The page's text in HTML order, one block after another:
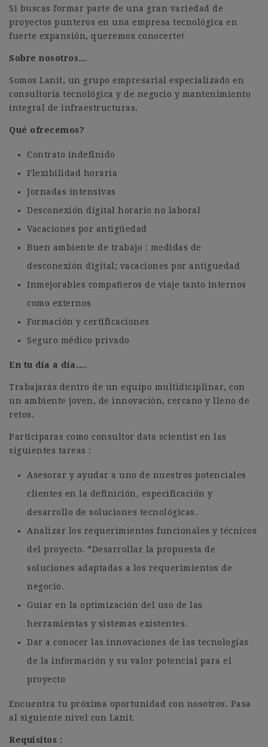
Si buscas formar parte de una gran variedad de
proyectos punteros en una empresa tecnológica en
fuerte expansión, queremos conocerte!
Sobre nosotros…
Somos Lanit, un grupo empresarial especializado en
consultoría tecnológica y de negocio y mantenimiento
integral de infraestructuras.
Qué ofrecemos?
Contrato indefinido
Flexibilidad horaria
Jornadas intensivas
Desconexión digital horario no laboral
Vacaciones por antigüedad
Buen ambiente de trabajo : medidas de
desconexión digital; vacaciones por antiguedad
Inmejorables compañeros de viaje tanto internos
como externos
Formación y certificaciones
Seguro médico privado
En tu día a día….
Trabajarás dentro de un equipo multidiciplinar, con
un ambiente joven, de innovación, cercano y lleno de
retos.
Participaras como consultor data scientist en las
siguientes tareas :
Asesorar y ayudar a uno de nuestros potenciales
clientes en la definición, especificación y
desarrollo de soluciones tecnológicas.
Analizar los requerimientos funcionales y técnicos
del proyecto. *Desarrollar la propuesta de
soluciones adaptadas a los requerimientos de
negocio.
Guiar en la optimización del uso de las
herramientas y sistemas existentes.
Dar a conocer las innovaciones de las tecnologías
de la información y su valor potencial para el
proyecto
Encuentra tu próxima oportunidad con nosotros. Pasa
al siguiente nivel con Lanit.
Requisitos :